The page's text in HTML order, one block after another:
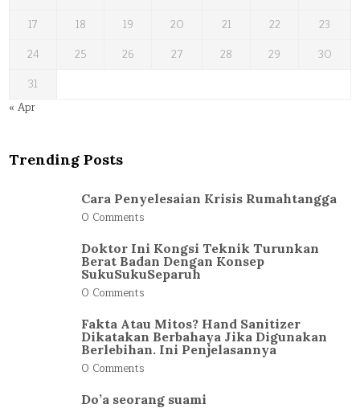
17
18 19 20 21 22
23
24
25 26 27 28 29
30
31
« Apr
Trending Posts
Cara Penyelesaian Krisis Rumahtangga
0 Comments
Doktor Ini Kongsi Teknik Turunkan
Berat Badan Dengan Konsep
SukuSukuSeparuh
0 Comments
Fakta Atau Mitos? Hand Sanitizer
Dikatakan Berbahaya Jika Digunakan
Berlebihan. Ini Penjelasannya
0 Comments
Do’a seorang suami